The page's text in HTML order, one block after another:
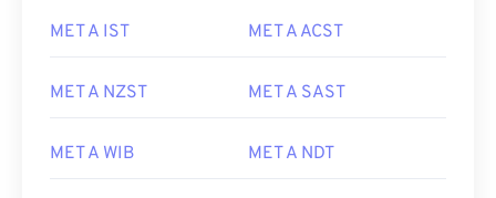
MET A IST MET A ACST
MET A NZST MET A SAST
MET A WIB MET A NDT